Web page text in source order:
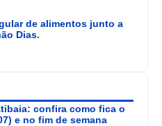
de alimentos junto a
Dias.
confira como fica o
e no fim de semana